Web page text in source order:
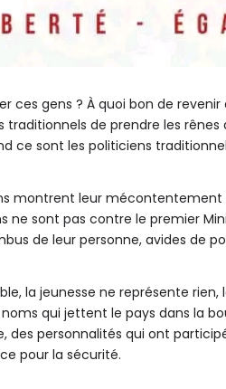
ces gens ? À quoi bon de
de prendre les
ce sont les politiciens
montrent leur
ne sont pas contre le premier
de leur personne, avides de
la jeunesse ne représente
qui jettent le pays dans la
des personnalités qui ont
pour la sécurité.